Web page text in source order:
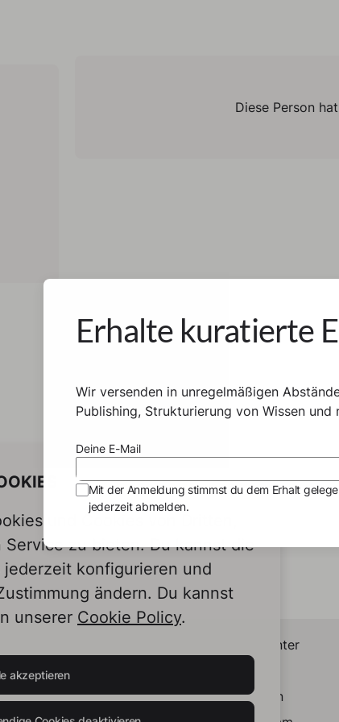
Diese Person
und Cookies von Dritten,
zu bieten. Du kannst die
konfigurieren und
ändern. Du kannst
unserer Cookie Policy.
akzeptieren
Helpcenter
LinkedIn
Erhalte kuratierte
Wir versenden in unregelmäßigen
Publishing, Strukturierung von Wissen und
Deine E-Mail
Mit der Anmeldung stimmst du dem Erhalt
jederzeit abmelden.